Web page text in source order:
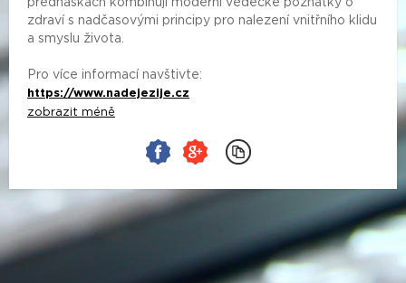
zdraví s nadčasovými principy pro nalezení vnitřního klidu
a smyslu života.
Pro více informací navštivte:
https://www.nadejezije.cz
zobrazit méně